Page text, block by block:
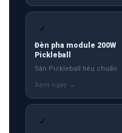
✓
Đèn pha module 200W
Pickleball
Sân Pickleball tiêu chuẩn
✓